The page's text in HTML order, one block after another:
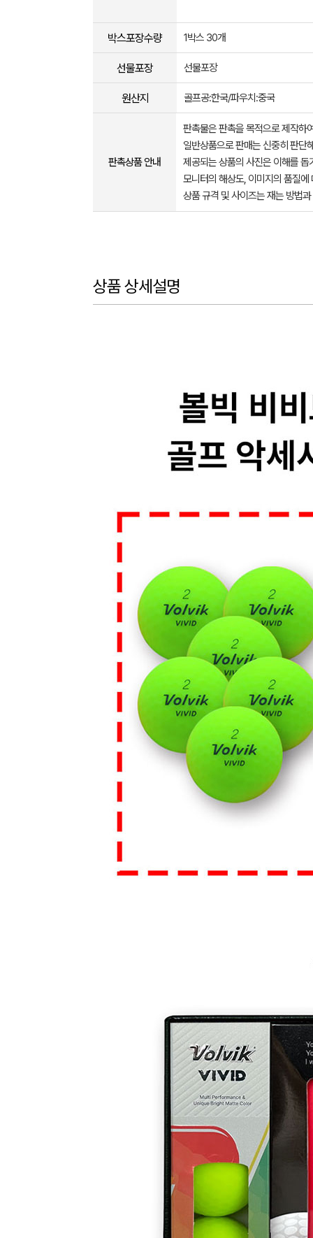
박스포장수량 1박스 30개
선물포장 선물포장
원산지 골프공:한국/파우치:중국
판촉상품 안내
판촉물은 판촉을 목적으로 제작하
일반상품으로 판매는 신중히 판단
제공되는 상품의 사진은 이해를
모니터의 해상도, 이미지의 품질
상품 규격 및 사이즈는 재는 방법
상품 상세설명